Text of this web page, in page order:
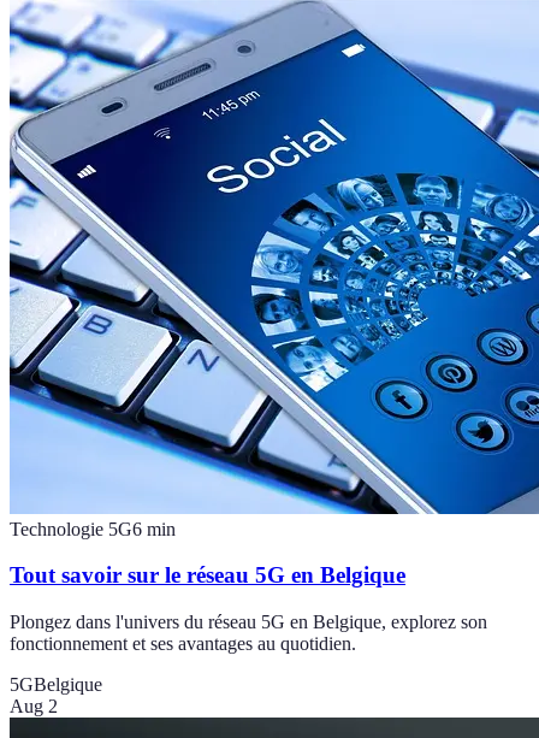
Technologie 5G6 min
Tout savoir sur le réseau 5G en Belgique
Plongez dans l'univers du réseau 5G en Belgique, explorez son
fonctionnement et ses avantages au quotidien.
5GBelgique
Aug 2